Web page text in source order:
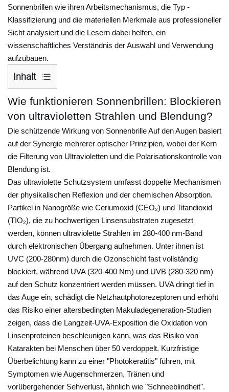
Sonnenbrillen wie ihren Arbeitsmechanismus, die Typ -
Klassifizierung und die materiellen Merkmale aus professioneller
Sicht analysiert und die Lesern dabei helfen, ein
wissenschaftliches Verständnis der Auswahl und Verwendung
aufzubauen.
Inhalt
1
W
i
e
f
u
n
k
t
i
n
i
e
r
e
n
S
o
n
n
e
Wie funktionieren Sonnenbrillen: Blockieren
von ultravioletten Strahlen und Blendung?
Die schützende Wirkung von SonnenbrilleAuf den Augen basiert
auf der Synergie mehrerer optischer Prinzipien, wobei der Kern
die Filterung von Ultravioletten und die Polarisationskontrolle von
Blendung ist.
Das ultraviolette Schutzsystem umfasst doppelte Mechanismen
der physikalischen Reflexion und der chemischen Absorption.
Partikel in Nanogröße wie Ceriumoxid (CEO₂) und Titandioxid
(TIO₂), die zu hochwertigen Linsensubstraten zugesetzt
werden, können ultraviolette Strahlen im 280-400 nm-Band
durch elektronischen Übergang aufnehmen. Unter ihnen ist
UVC (200-280nm) durch die Ozonschicht fast vollständig
blockiert, während UVA (320-400 Nm) und UVB (280-320 nm)
auf den Schutz konzentriert werden müssen. UVA dringt tief in
das Auge ein, schädigt die Netzhautphotorezeptoren und erhöht
das Risiko einer altersbedingten Makuladegeneration-Studien
zeigen, dass die Langzeit-UVA-Exposition die Oxidation von
Linsenproteinen beschleunigen kann, was das Risiko von
Katarakten bei Menschen über 50 verdoppelt. Kurzfristige
Überbelichtung kann zu einer "Photokeratitis" führen, mit
Symptomen wie Augenschmerzen, Tränen und
vorübergehender Sehverlust, ähnlich wie "Schneeblindheit".